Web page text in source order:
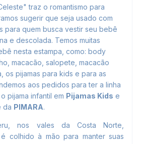
traz o romantismo para
sugerir que seja usado com
para quem busca vestir seu bebê
e descolada. Temos muitas
nesta estampa, como: body
macacão, salopete, macacão
os pijamas para kids e para as
aos pedidos para ter a linha
pijama infantil em Pijamas Kids e
da PIMARA.
nos vales da Costa Norte,
é colhido à mão para manter suas